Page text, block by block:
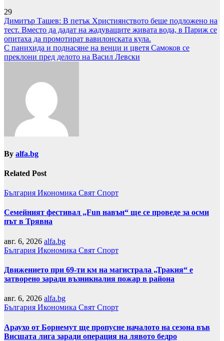
29
Навигация
Димитър Ташев: В петък Християнството беше подложено на
тест. Вместо да дадат на жадуващите живата вода, в Париж се
опитаха да промотират вавилонската кула.
С панихида и поднасяне на венци и цветя Самоков се
преклони пред делото на Васил Левски
By alfa.bg
Related Post
България Икономика Свят Спорт
Семейният фестивал „Fun навън“ ще се проведе за осми
път в Трявна
авг. 6, 2026 alfa.bg
България Икономика Свят Спорт
Движението при 69-ти км на магистрала „Тракия“ е
затворено заради възникналия пожар в района
авг. 6, 2026 alfa.bg
България Икономика Свят Спорт
Араухо от Борнемут ще пропусне началото на сезона във
Висшата лига заради операция на лявото бедро